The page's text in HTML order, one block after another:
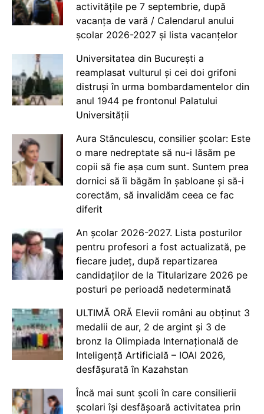
activitățile pe 7 septembrie, după
vacanța de vară / Calendarul anului
școlar 2026-2027 și lista vacanțelor
Universitatea din București a
reamplasat vulturul și cei doi grifoni
distruși în urma bombardamentelor din
anul 1944 pe frontonul Palatului
Universității
Aura Stănculescu, consilier școlar: Este
o mare nedreptate să nu-i lăsăm pe
copii să fie așa cum sunt. Suntem prea
dornici să îi băgăm în șabloane și să-i
corectăm, să invalidăm ceea ce fac
diferit
An școlar 2026-2027. Lista posturilor
pentru profesori a fost actualizată, pe
fiecare județ, după repartizarea
candidaților de la Titularizare 2026 pe
posturi pe perioadă nedeterminată
ULTIMĂ ORĂ Elevii români au obținut 3
medalii de aur, 2 de argint și 3 de
bronz la Olimpiada Internațională de
Inteligență Artificială – IOAI 2026,
desfășurată în Kazahstan
Încă mai sunt școli în care consilierii
școlari își desfășoară activitatea prin